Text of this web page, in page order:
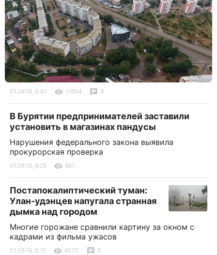
01.08.19, 6:45 11694 4
В Бурятии предпринимателей заставили
установить в магазинах пандусы
Нарушения федерального закона выявила
прокурорская проверка
01.08.19, 6:25 861
Постапокалиптический туман:
Улан-удэнцев напугала странная
дымка над городом
Многие горожане сравнили картину за окном с
кадрами из фильма ужасов
01.08.19, 6:15 6070 5